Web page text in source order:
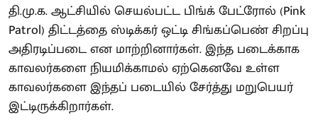
தி.மு.க. ஆட்சியில் செயல்பட்ட பிங்க் பேட்ரோல் (Pink
Patrol) திட்டத்தை ஸ்டிக்கர் ஒட்டி சிங்கப்பெண் சிறப்பு
அதிரடிப்படை என மாற்றினார்கள். இந்த படைக்காக
காவலர்களை நியமிக்காமல் ஏற்கெனவே உள்ள
காவலர்களை இந்தப் படையில் சேர்த்து மறுபெயர்
இட்டிருக்கிறார்கள்.